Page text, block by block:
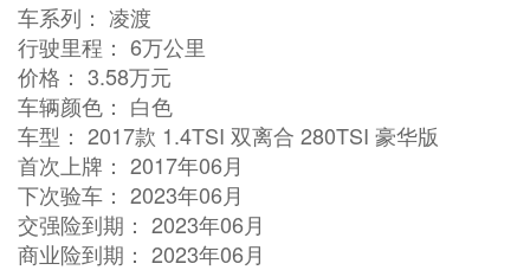
车系列： 凌渡
行驶里程： 6万公里
价格： 3.58万元
车辆颜色： 白色
车型： 2017款 1.4TSI 双离合 280TSI 豪华版
首次上牌： 2017年06月
下次验车： 2023年06月
交强险到期： 2023年06月
商业险到期： 2023年06月